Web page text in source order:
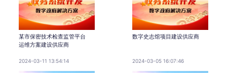
某市保密技术检查监管平台
运维方案建设供应商
2024-03-11 13:54:14
数字史志馆项目建设供应商
2024-03-05 16:07:46